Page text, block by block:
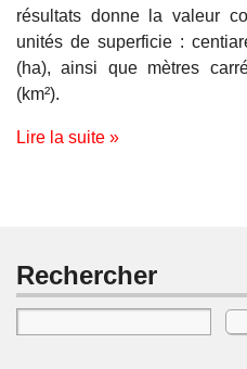
résultats donne la valeur
unités de superficie :
(ha), ainsi que mètres
(km²).
Lire la suite »
Rechercher